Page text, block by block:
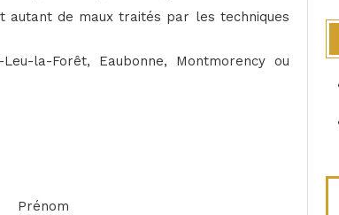
autant de maux traités par les techniques
la-Forêt, Eaubonne, Montmorency ou
Prénom